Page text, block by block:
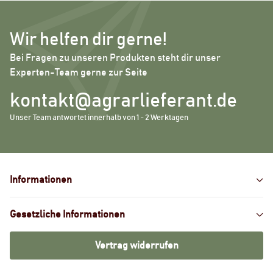
Wir helfen dir gerne!
Bei Fragen zu unseren Produkten steht dir unser
Experten-Team gerne zur Seite
kontakt@agrarlieferant.de
Unser Team antwortet innerhalb von 1 - 2 Werktagen
Informationen
Gesetzliche Informationen
Vertrag widerrufen